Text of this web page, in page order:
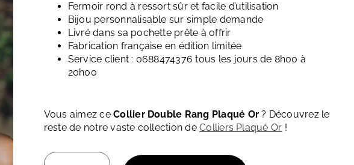
Fermoir rond à ressort sûr et facile d’utilisation
Bijou personnalisable sur simple demande
Livré dans sa pochette prête à offrir
Fabrication française en édition limitée
Service client : 0688474376 tous les jours de 8h00 à
20h00
Vous aimez ceCollier Double Rang Plaqué Or ? Découvrez le
reste de notre vaste collection deColliers Plaqué Or !